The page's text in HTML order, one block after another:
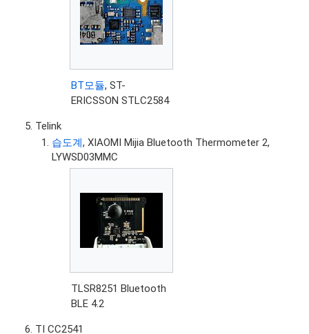
BT모듈, ST-
ERICSSON STLC2584
Telink
습도계, XIAOMI Mijia Bluetooth Thermometer 2,
LYWSD03MMC
TLSR8251 Bluetooth
BLE 4.2
TI CC2541